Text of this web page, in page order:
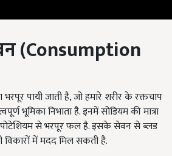
(Consumption
भरपूर पायी जाती है, जो हमारे शरीर के रक्तचाप
भूमिका निभाता है. इनमें सोडियम की मात्रा
पोटेशियम से भरपूर फल है. इसके सेवन से ब्लड
में मदद मिल सकती है.